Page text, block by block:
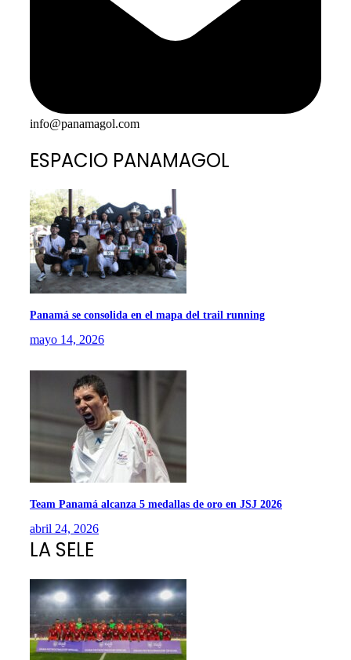
info@panamagol.com
ESPACIO PANAMAGOL
Panamá se consolida en el mapa del trail running
mayo 14, 2026
Team Panamá alcanza 5 medallas de oro en JSJ 2026
abril 24, 2026
LA SELE